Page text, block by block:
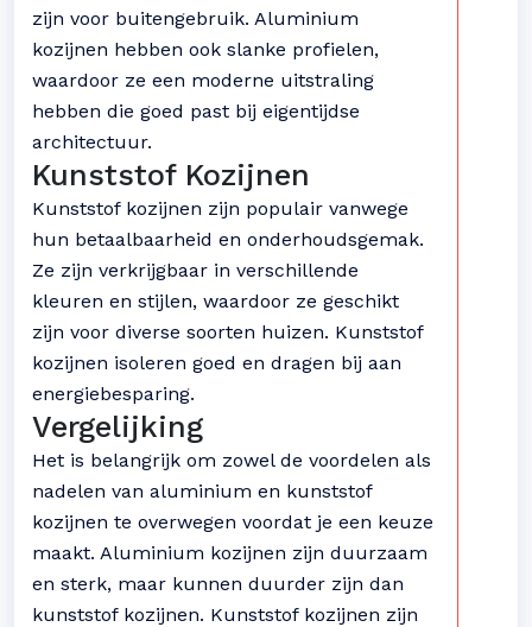
zijn voor buitengebruik. Aluminium
kozijnen hebben ook slanke profielen,
waardoor ze een moderne uitstraling
hebben die goed past bij eigentijdse
architectuur.
Kunststof Kozijnen
Kunststof kozijnen zijn populair vanwege
hun betaalbaarheid en onderhoudsgemak.
Ze zijn verkrijgbaar in verschillende
kleuren en stijlen, waardoor ze geschikt
zijn voor diverse soorten huizen. Kunststof
kozijnen isoleren goed en dragen bij aan
energiebesparing.
Vergelijking
Het is belangrijk om zowel de voordelen als
nadelen van aluminium en kunststof
kozijnen te overwegen voordat je een keuze
maakt. Aluminium kozijnen zijn duurzaam
en sterk, maar kunnen duurder zijn dan
kunststof kozijnen. Kunststof kozijnen zijn